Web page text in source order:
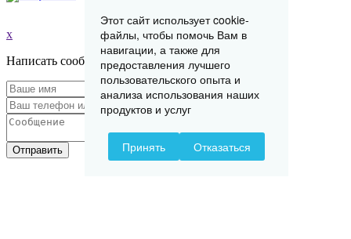
x
Написать сообщение
Отправить
Этот сайт использует cookie-
файлы, чтобы помочь Вам в
навигации, а также для
предоставления лучшего
пользовательского опыта и
анализа использования наших
продуктов и услуг
Принять Отказаться